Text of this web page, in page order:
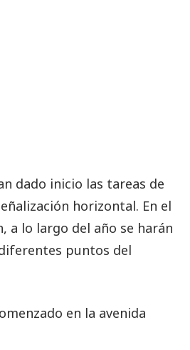
dado inicio las tareas de
horizontal. En el
a lo largo del año se harán
puntos del
en la avenida